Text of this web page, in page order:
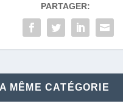
PARTAGER:
MÊME CATÉGORIE